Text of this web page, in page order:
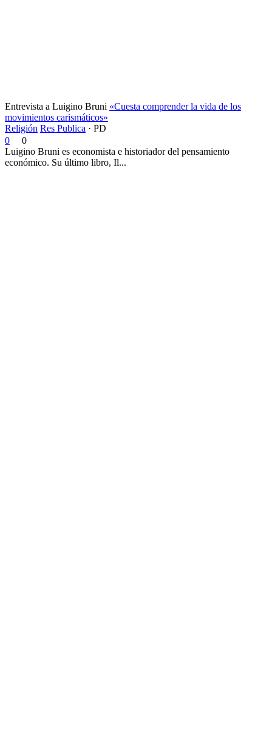
Entrevista a Luigino Bruni «Cuesta comprender la vida de los
movimientos carismáticos»
Religión Res Publica · PD
0
0
Luigino Bruni es economista e historiador del pensamiento
económico. Su último libro, Il...